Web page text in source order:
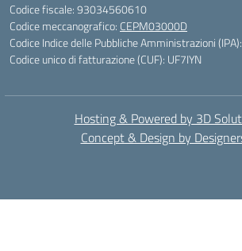
Codice fiscale: 93034560610
Codice meccanografico: CEPM03000D
Codice Indice delle Pubbliche Amministrazioni
Codice unico di fatturazione (CUF): UF7IYN
Hosting & Powered by 3D
Concept & Design by